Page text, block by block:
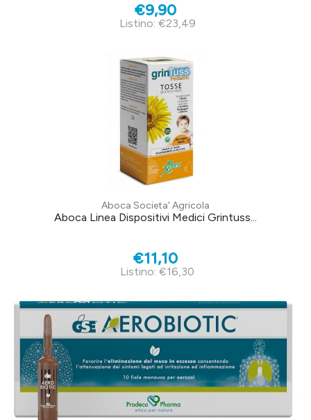
€9,90
Listino: €23,49
Aboca Societa' Agricola
Aboca Linea Dispositivi Medici Grintuss...
€11,10
Listino: €16,30